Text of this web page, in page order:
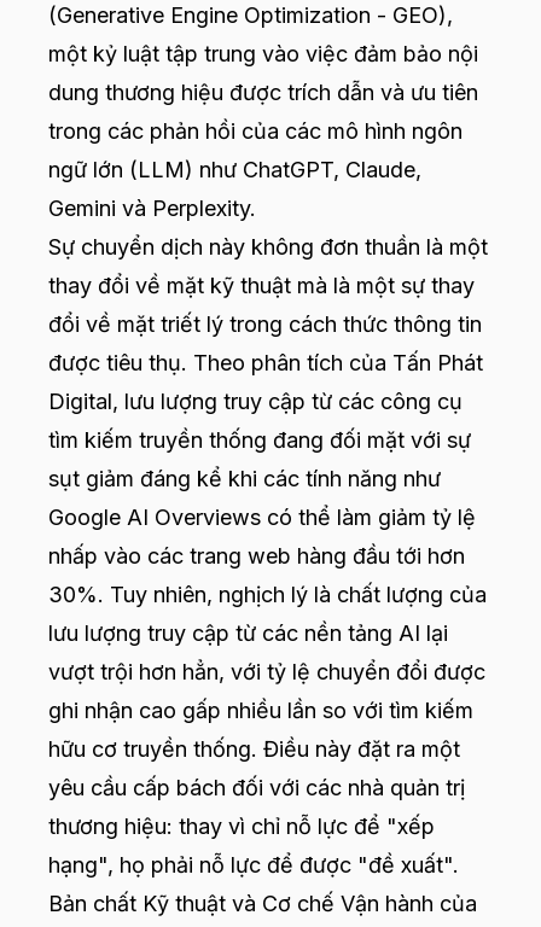
(Generative Engine Optimization - GEO),
một kỷ luật tập trung vào việc đảm bảo nội
dung thương hiệu được trích dẫn và ưu tiên
trong các phản hồi của các mô hình ngôn
ngữ lớn (LLM) như ChatGPT, Claude,
Gemini và Perplexity.
Sự chuyển dịch này không đơn thuần là một
thay đổi về mặt kỹ thuật mà là một sự thay
đổi về mặt triết lý trong cách thức thông tin
được tiêu thụ. Theo phân tích của Tấn Phát
Digital, lưu lượng truy cập từ các công cụ
tìm kiếm truyền thống đang đối mặt với sự
sụt giảm đáng kể khi các tính năng như
Google AI Overviews có thể làm giảm tỷ lệ
nhấp vào các trang web hàng đầu tới hơn
30%. Tuy nhiên, nghịch lý là chất lượng của
lưu lượng truy cập từ các nền tảng AI lại
vượt trội hơn hẳn, với tỷ lệ chuyển đổi được
ghi nhận cao gấp nhiều lần so với tìm kiếm
hữu cơ truyền thống. Điều này đặt ra một
yêu cầu cấp bách đối với các nhà quản trị
thương hiệu: thay vì chỉ nỗ lực để "xếp
hạng", họ phải nỗ lực để được "đề xuất".
Bản chất Kỹ thuật và Cơ chế Vận hành của